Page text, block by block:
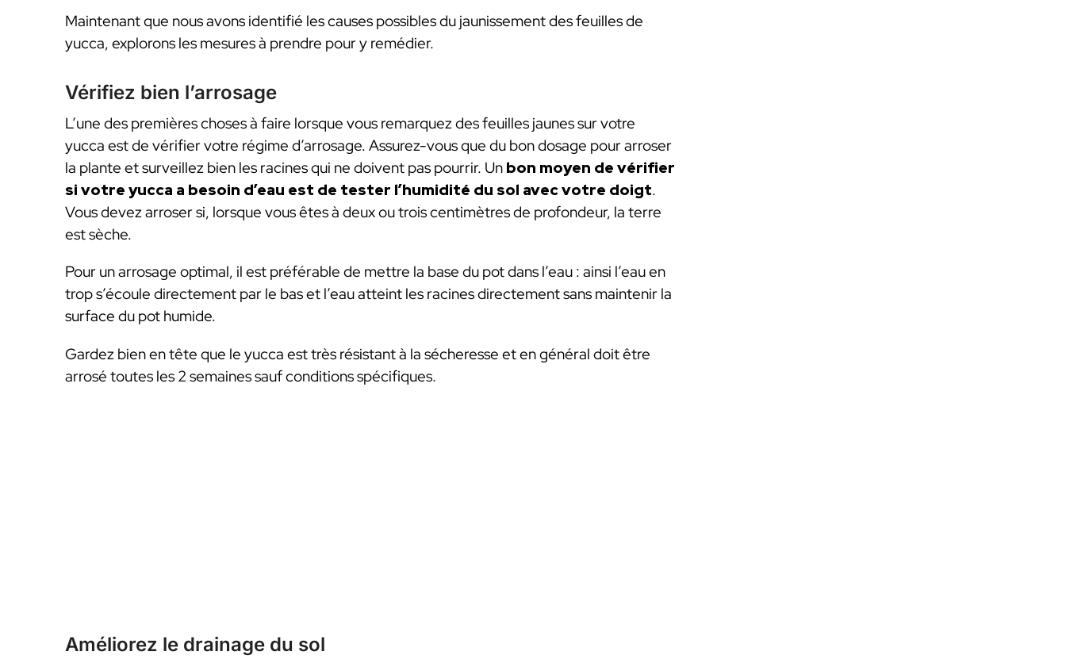
Maintenant que nous avons identifié les causes possibles du jaunissement des feuilles de
yucca, explorons les mesures à prendre pour y remédier.
Vérifiez bien l’arrosage
L’une des premières choses à faire lorsque vous remarquez des feuilles jaunes sur votre
yucca est de vérifier votre régime d’arrosage. Assurez-vous que du bon dosage pour arroser
la plante et surveillez bien les racines qui ne doivent pas pourrir. Un bon moyen de vérifier
si votre yucca a besoin d’eau est de tester l’humidité du sol avec votre doigt.
Vous devez arroser si, lorsque vous êtes à deux ou trois centimètres de profondeur, la terre
est sèche.
Pour un arrosage optimal, il est préférable de mettre la base du pot dans l’eau : ainsi l’eau en
trop s’écoule directement par le bas et l’eau atteint les racines directement sans maintenir la
surface du pot humide.
Gardez bien en tête que le yucca est très résistant à la sécheresse et en général doit être
arrosé toutes les 2 semaines sauf conditions spécifiques.
Améliorez le drainage du sol